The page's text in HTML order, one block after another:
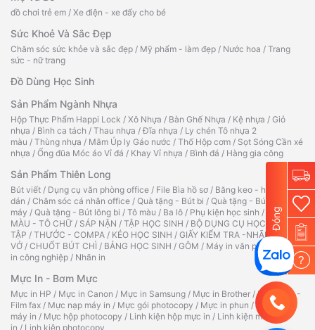
đồ chơi trẻ em / Xe điện - xe đẩy cho bé
Sức Khoẻ Và Sắc Đẹp
Chăm sóc sức khỏe và sắc đẹp / Mỹ phẩm - làm đẹp / Nước hoa / Trang
sức - nữ trang
Đồ Dùng Học Sinh
Sản Phẩm Ngành Nhựa
Hộp Thực Phẩm Happi Lock / Xô Nhựa / Bàn Ghế Nhựa / Kệ nhựa / Giỏ
nhựa / Bình ca tách / Thau nhựa /Đĩa nhựa / Ly chén Tô nhựa 2
màu / Thùng nhựa / Mâm Úp ly Gáo nước / Thố Hộp cơm / Sọt Sóng Cần xé
nhựa / Ống đũa Móc áo Vỉ đá / Khay Vỉ nhựa / Bình đá / Hàng gia công
Sản Phẩm Thiên Long
Bút viết / Dụng cụ văn phòng office / File Bìa hồ sơ / Băng keo - hồ
dán / Chăm sóc cá nhân office / Quà tặng - Bút bi / Quà tặng - Bút
máy / Quà tặng - Bút lông bi / Tô màu / Ba lô / Phụ kiện học sinh /
TẬP TÔ
MÀU - TÔ CHỮ / SÁP NẶN / TẬP HỌC SINH / BỘ DỤNG CỤ HỌC
TẬP / THƯỚC - COMPA / KÉO HỌC SINH / GIẤY KIỂM TRA -NHÃN
VỞ / CHUỐT BÚT CHÌ / BẢNG HỌC SINH / GÔM / Máy in văn phòng
Máy
in công nghiệp / Nhãn in
Mực In - Bơm Mực
Mực in HP / Mực in Canon / Mực in Samsung / Mực in Brother /Ruy băng -
Film fax / Mực nạp máy in / Mực gói photocopy / Mực in phun / Hộp mực
máy in / Mực hộp photocopy / Linh kiện hộp mực in / Linh kiện máy
in / Linh kiện photocopy
Đóng
?